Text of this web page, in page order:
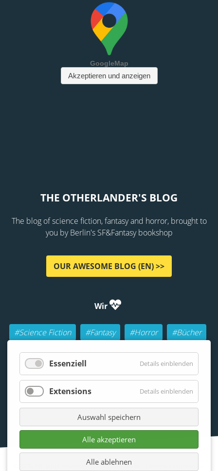
THE OTHERLANDER'S BLOG
The blog of science fiction, fantasy and horror, brought to
you by Berlin's SF&Fantasy bookshop
OUR AWESOME BLOG (EN) >>
Wir
#Science Fiction #Fantasy #Horror
#Bücher
#Autoren
#Buch-Geeks
#Rollenspiele (RPGs)
©2026. All rights reserved | Otherland Berlin - Die erste Adresse für
Essenziell Details einblenden
Extensions Details einblenden
Auswahl speichern
Alle akzeptieren
Alle ablehnen